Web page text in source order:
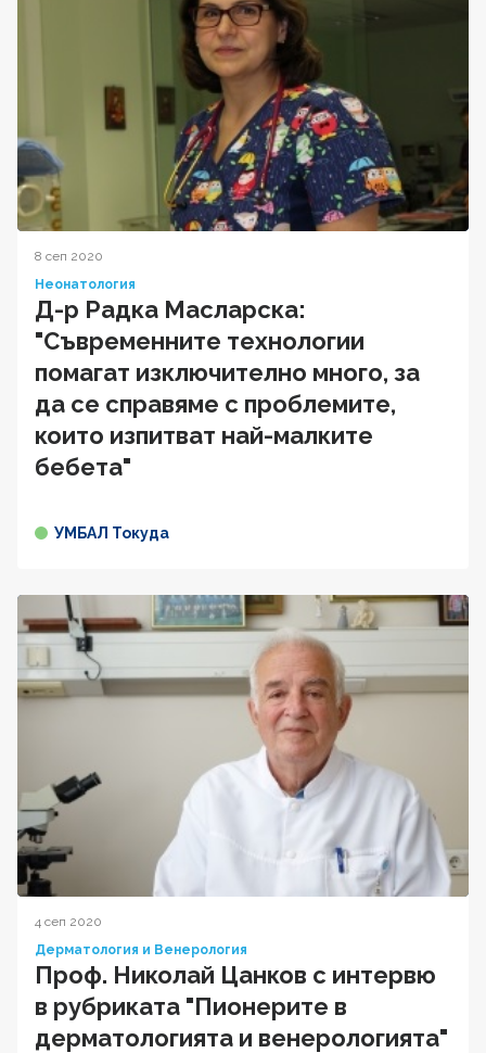
8 сеп 2020
Неонатология
Д-р Радка Масларска:
"Съвременните технологии
помагат изключително много, за
да се справяме с проблемите,
които изпитват най-малките
бебета"
УМБАЛ Токуда
4 сеп 2020
Дерматология и Венерология
Проф. Николай Цанков с интервю
в рубриката "Пионерите в
дерматологията и венерологията"